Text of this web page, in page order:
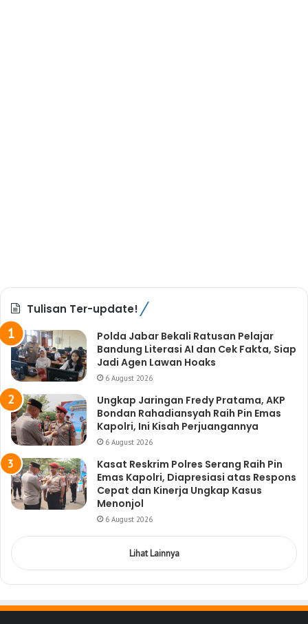
Tulisan Ter-update!
Polda Jabar Bekali Ratusan Pelajar
Bandung Literasi AI dan Cek Fakta, Siap
Jadi Agen Lawan Hoaks
6 August 2026
Ungkap Jaringan Fredy Pratama, AKP
Bondan Rahadiansyah Raih Pin Emas
Kapolri, Ini Kisah Perjuangannya
6 August 2026
Kasat Reskrim Polres Serang Raih Pin
Emas Kapolri, Diapresiasi atas Respons
Cepat dan Kinerja Ungkap Kasus
Menonjol
6 August 2026
Lihat Lainnya